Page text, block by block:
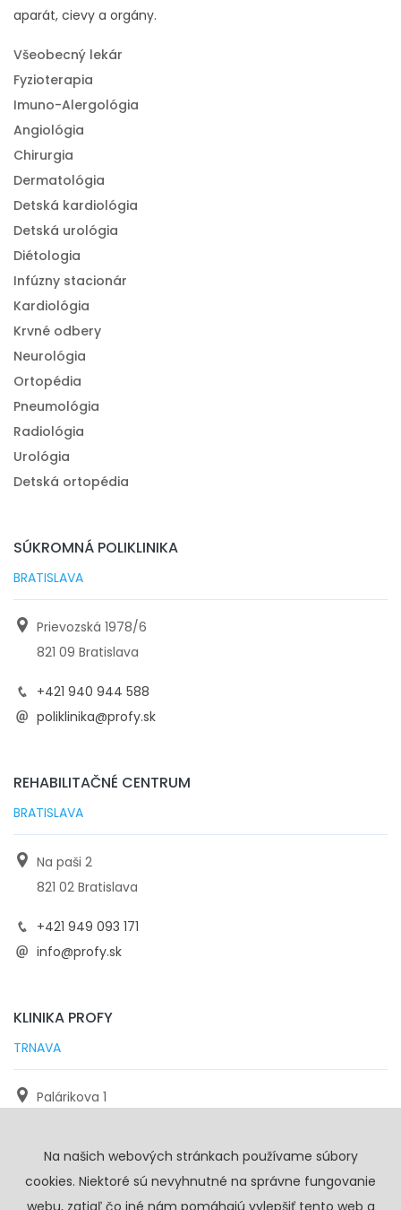
aparát, cievy a orgány.
Všeobecný lekár
Fyzioterapia
Imuno-Alergológia
Angiológia
Chirurgia
Dermatológia
Detská kardiológia
Detská urológia
Diétologia
Infúzny stacionár
Kardiológia
Krvné odbery
Neurológia
Ortopédia
Pneumológia
Radiológia
Urológia
Detská ortopédia
SÚKROMNÁ POLIKLINIKA
BRATISLAVA
Prievozská 1978/6
821 09 Bratislava
+421 940 944 588
poliklinika@profy.sk
REHABILITAČNÉ CENTRUM
BRATISLAVA
Na paši 2
821 02 Bratislava
+421 949 093 171
info@profy.sk
KLINIKA PROFY
TRNAVA
Palárikova 1
+421 905 117 923
info@profy.sk
Na našich webových stránkach používame súbory
cookies. Niektoré sú nevyhnutné na správne fungovanie
webu, zatiaľ čo iné nám pomáhajú vylepšiť tento web a